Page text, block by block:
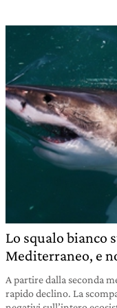
Lo squalo bianco
Mediterraneo, e
A partire dalla seconda
rapido declino. La